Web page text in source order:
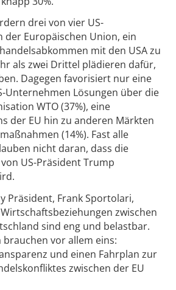
drei von vier US-
der Europäischen Union, ein
mit den USA zu
als zwei Drittel plädieren dafür,
Dagegen favorisiert nur eine
Unternehmen Lösungen über die
WTO (37%), eine
der EU hin zu anderen Märkten
(14%). Fast alle
nicht daran, dass die
US-Präsident Trump
Präsident, Frank Sportolari,
zwischen
sind eng und belastbar.
vor allem eins:
und einen Fahrplan zur
zwischen der EU